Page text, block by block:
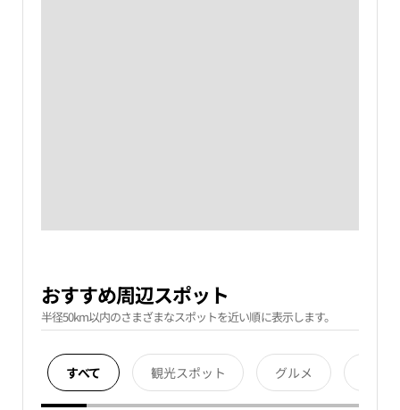
おすすめ周辺スポット
半径50km以内のさまざまなスポットを近い順に表示します。
すべて 観光スポット グルメ